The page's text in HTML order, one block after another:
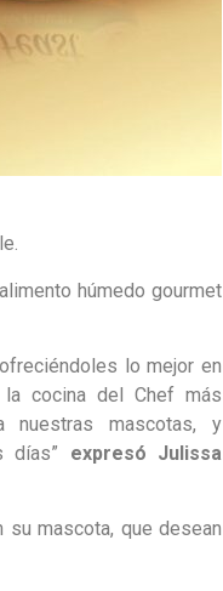
húmedo gourmet
lo mejor en
la cocina del Chef más
nuestras mascotas, y
días” expresó Julissa
su mascota, que desean